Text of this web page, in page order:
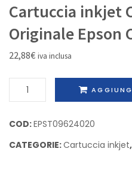
Cartuccia inkjet
Originale Epson
22,88€ iva inclusa
Cartuccia
inkjet
Originale
Epson
COD:EPST09624020
CATEGORIE:Cartuccia inkjet,